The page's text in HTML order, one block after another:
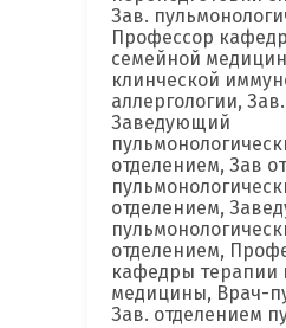
Зав.
Профессор
семейной
клинческой
аллергологии,
Заведующий
отделением, Зав
отделением,
отделением,
кафедры терапии
медицины, Врач-
Зав. отделением